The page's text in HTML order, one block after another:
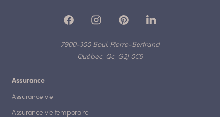
7900-300 Boul. Pierre-Bertrand
Québec, Qc, G2J 0C5
Assurance
Assurance vie
Assurance vie temporaire